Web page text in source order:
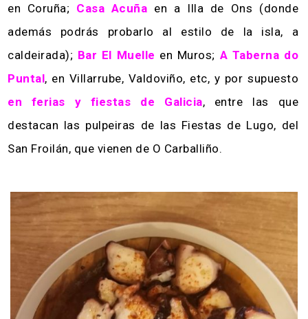
en Coruña; Casa Acuña en a Illa de Ons (donde
además podrás probarlo al estilo de la isla, a
caldeirada); Bar El Muelle en Muros; A Taberna do
Puntal, en Villarrube, Valdoviño, etc, y por supuesto
en ferias y fiestas de Galicia, entre las que
destacan las pulpeiras de las Fiestas de Lugo, del
San Froilán, que vienen de O Carballiño.